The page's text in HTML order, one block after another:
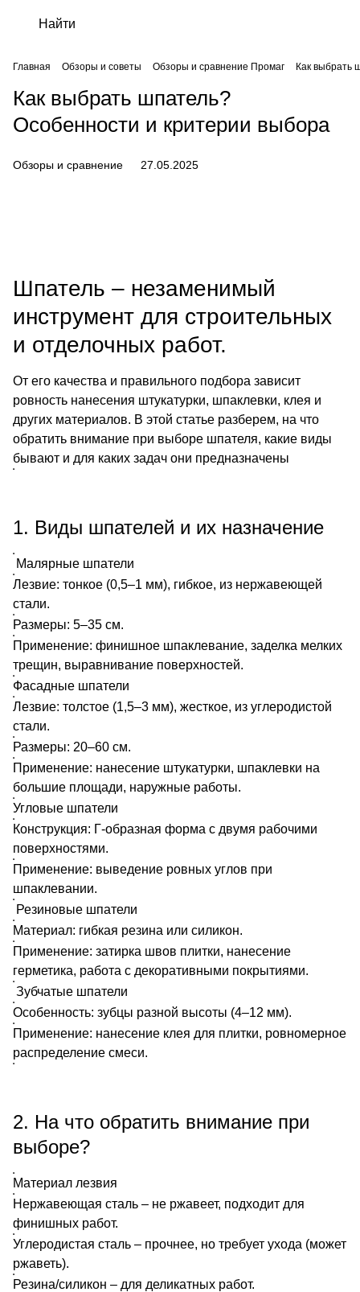
Главная Обзоры и советы Обзоры и сравнение Промаг Как выбрать
Как выбрать шпатель?
Особенности и критерии выбора
Обзоры и сравнение 27.05.2025
Шпатель – незаменимый
инструмент для строительных
и отделочных работ.
От его качества и правильного подбора зависит
ровность нанесения штукатурки, шпаклевки, клея и
других материалов. В этой статье разберем, на что
обратить внимание при выборе шпателя, какие виды
бывают и для каких задач они предназначены
1. Виды шпателей и их назначение
Малярные шпатели
Лезвие: тонкое (0,5–1 мм), гибкое, из нержавеющей
стали.
Размеры: 5–35 см.
Применение: финишное шпаклевание, заделка мелких
трещин, выравнивание поверхностей.
Фасадные шпатели
Лезвие: толстое (1,5–3 мм), жесткое, из углеродистой
стали.
Размеры: 20–60 см.
Применение: нанесение штукатурки, шпаклевки на
большие площади, наружные работы.
Угловые шпатели
Конструкция: Г-образная форма с двумя рабочими
поверхностями.
Применение: выведение ровных углов при
шпаклевании.
Резиновые шпатели
Материал: гибкая резина или силикон.
Применение: затирка швов плитки, нанесение
герметика, работа с декоративными покрытиями.
Зубчатые шпатели
Особенность: зубцы разной высоты (4–12 мм).
Применение: нанесение клея для плитки, ровномерное
распределение смеси.
2. На что обратить внимание при
выборе?
Материал лезвия
Нержавеющая сталь – не ржавеет, подходит для
финишных работ.
Углеродистая сталь – прочнее, но требует ухода (может
ржаветь).
Резина/силикон – для деликатных работ.